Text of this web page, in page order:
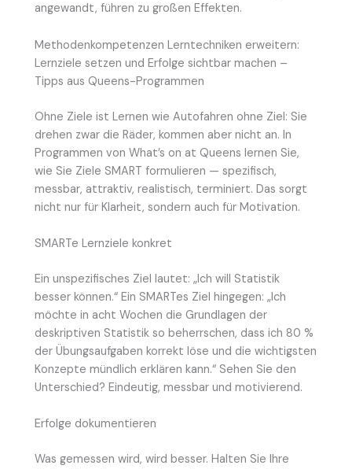
angewandt, führen zu großen Effekten.
Methodenkompetenzen Lerntechniken erweitern:
Lernziele setzen und Erfolge sichtbar machen –
Tipps aus Queens-Programmen
Ohne Ziele ist Lernen wie Autofahren ohne Ziel: Sie
drehen zwar die Räder, kommen aber nicht an. In
Programmen von What’s on at Queens lernen Sie,
wie Sie Ziele SMART formulieren — spezifisch,
messbar, attraktiv, realistisch, terminiert. Das sorgt
nicht nur für Klarheit, sondern auch für Motivation.
SMARTe Lernziele konkret
Ein unspezifisches Ziel lautet: „Ich will Statistik
besser können.“ Ein SMARTes Ziel hingegen: „Ich
möchte in acht Wochen die Grundlagen der
deskriptiven Statistik so beherrschen, dass ich 80 %
der Übungsaufgaben korrekt löse und die wichtigsten
Konzepte mündlich erklären kann.“ Sehen Sie den
Unterschied? Eindeutig, messbar und motivierend.
Erfolge dokumentieren
Was gemessen wird, wird besser. Halten Sie Ihre